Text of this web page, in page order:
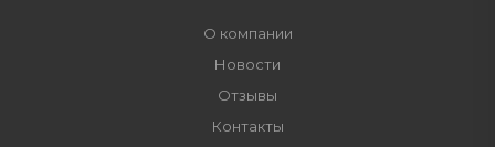
О компании
Новости
Отзывы
Контакты